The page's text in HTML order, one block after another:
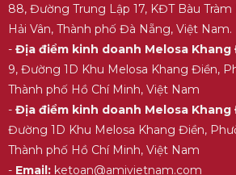
88, Đường Trung Lập 17, KĐT Bàu
Hải Vân, Thành phố Đà Nẵng, Việt Nam.
- Địa điểm kinh doanh Melosa Khang
9, Đường 1D Khu Melosa Khang Điền,
Thành phố Hồ Chí Minh, Việt Nam
- Địa điểm kinh doanh Melosa Khang
Đường 1D Khu Melosa Khang Điền,
Thành phố Hồ Chí Minh, Việt Nam
- Email:ketoan@amivietnam.com